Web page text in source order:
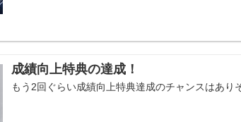
成績向上特典の達成！
もう2回ぐらい成績向上特典達成のチャンスはあり